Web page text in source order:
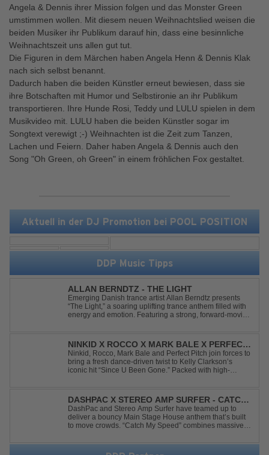
Aktuell in der DJ Promotion bei POOL POSITION
DDP Music Tipps
ALLAN BERNDTZ - THE LIGHT
Emerging Danish trance artist Allan Berndtz presents
“The Light,” a soaring uplifting trance anthem filled with
energy and emotion. Featuring a strong, forward-moving
NINKID X ROCCO X MARK BALE X PERFECT
PITCH - SINCE U BEEN GONE
Ninkid, Rocco, Mark Bale and Perfect Pitch join forces to
bring a fresh dance-driven twist to Kelly Clarkson’s
iconic hit “Since U Been Gone.” Packed with high-
every dancefloor ...
DASHPAC X STEREO AMP SURFER - CATCH
MY SPEED
DashPac and Stereo Amp Surfer have teamed up to
deliver a bouncy Main Stage House anthem that’s built
to move crowds. “Catch My Speed” combines massive
into one festival-ready package. Packed with peak-time
vibes and unstoppable momentum, th...
Angela & Dennis ihrer Mission folgen und das Monster Green
umstimmen wollen. Mit diesem neuen Weihnachtslied weisen die
beiden Musiker ihr Publikum darauf hin, dass eine besinnliche
Weihnachtszeit uns allen gut tut.
Die Figuren in dem Märchen haben Angela Henn & Dennis Klak
nach sich selbst benannt.
Dadurch haben die beiden Künstler erneut bewiesen, dass sie
ihre Botschaften mit Humor und Selbstironie an ihr Publikum
transportieren. Ihre Hunde Rosi, Teddy und LULU spielen in dem
Musikvideo mit. LULU haben die beiden Künstler sogar im
Songtext verewigt ;-) Weihnachten ist die Zeit zum Tanzen,
Lachen und Feiern. Daher haben Angela & Dennis auch den
Song "Oh Green, oh Green" in einem fröhlichen Fox gestaltet.